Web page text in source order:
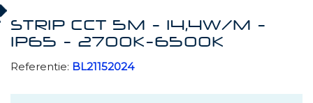
STRIP CCT 5M - 14,4W/M -
IP65 - 2700K-6500K
Referentie: BL21152024